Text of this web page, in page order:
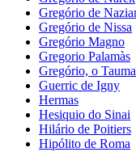
Gregório de
Gregório de Nissa
Gregório Magno
Gregorio Palamàs
Gregório, o
Guerric de Igny
Hermas
Hesiquio do Sinai
Hilário de Poitiers
Hipólito de Roma